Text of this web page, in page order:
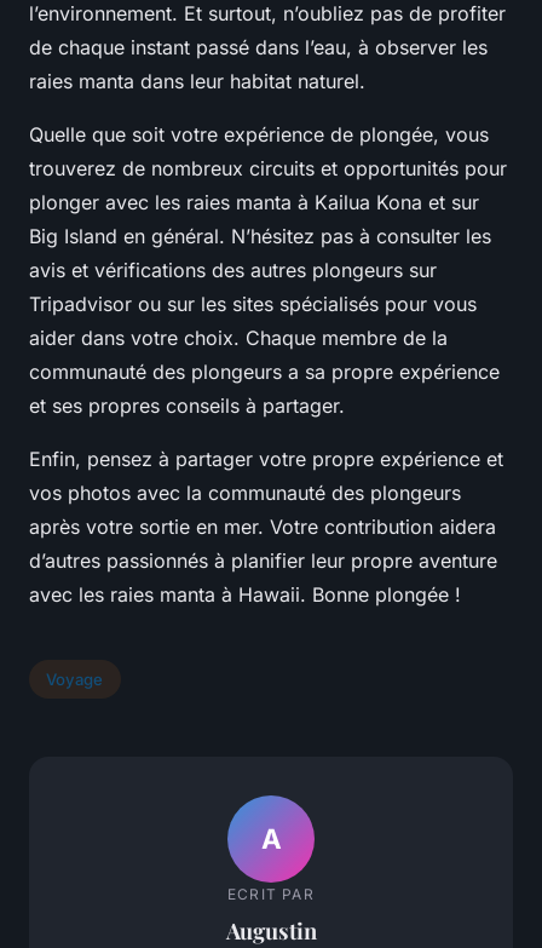
l’environnement. Et surtout, n’oubliez pas de profiter
de chaque instant passé dans l’eau, à observer les
raies manta dans leur habitat naturel.
Quelle que soit votre expérience de plongée, vous
trouverez de nombreux circuits et opportunités pour
plonger avec les raies manta à Kailua Kona et sur
Big Island en général. N’hésitez pas à consulter les
avis et vérifications des autres plongeurs sur
Tripadvisor ou sur les sites spécialisés pour vous
aider dans votre choix. Chaque membre de la
communauté des plongeurs a sa propre expérience
et ses propres conseils à partager.
Enfin, pensez à partager votre propre expérience et
vos photos avec la communauté des plongeurs
après votre sortie en mer. Votre contribution aidera
d’autres passionnés à planifier leur propre aventure
avec les raies manta à Hawaii. Bonne plongée !
Voyage
A
ECRIT PAR
Augustin